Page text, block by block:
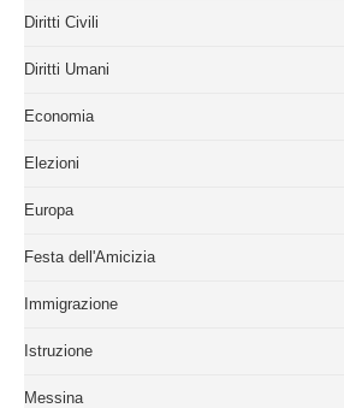
Diritti Civili
Diritti Umani
Economia
Elezioni
Europa
Festa dell'Amicizia
Immigrazione
Istruzione
Messina